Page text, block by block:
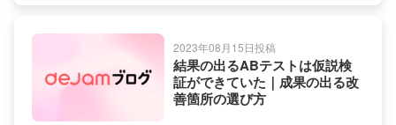
2023年08月15日投稿
結果の出るABテストは仮説検
証ができていた｜成果の出る改
善箇所の選び方